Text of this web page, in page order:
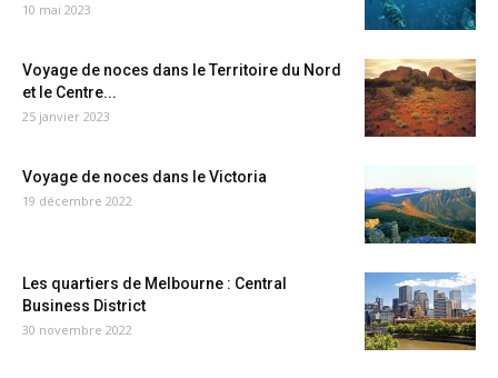
10 mai 2023
Voyage de noces dans le Territoire du Nord
et le Centre...
25 janvier 2023
Voyage de noces dans le Victoria
19 décembre 2022
Les quartiers de Melbourne : Central
Business District
30 novembre 2022